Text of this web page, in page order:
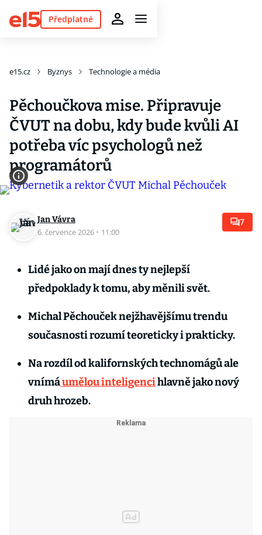
Předplatné
e15.cz Byznys Technologie a média
Pěchoučkova mise. Připravuje
ČVUT na dobu, kdy bude kvůli AI
potřeba víc psychologů než
programátorů
Jan Vávra
6. července 2026 · 11:00
7
Lidé jako on mají dnes ty nejlepší
předpoklady k tomu, aby měnili svět.
Michal Pěchouček nejžhavějšímu trendu
současnosti rozumí teoreticky i prakticky.
Na rozdíl od kalifornských technomágů ale
vnímáumělou inteligencihlavně jako nový
druh hrozeb.